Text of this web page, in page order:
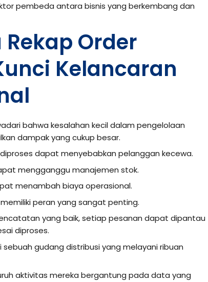
pembeda antara bisnis yang berkembang dan
Order
Kelancaran
bahwa kesalahan kecil dalam pengelolaan
dampak yang cukup besar.
dapat menyebabkan pelanggan kecewa.
mengganggu manajemen stok.
menambah biaya operasional.
peran yang sangat penting.
yang baik, setiap pesanan dapat dipantau
diproses.
sebuah gudang distribusi yang melayani ribuan
aktivitas mereka bergantung pada data yang